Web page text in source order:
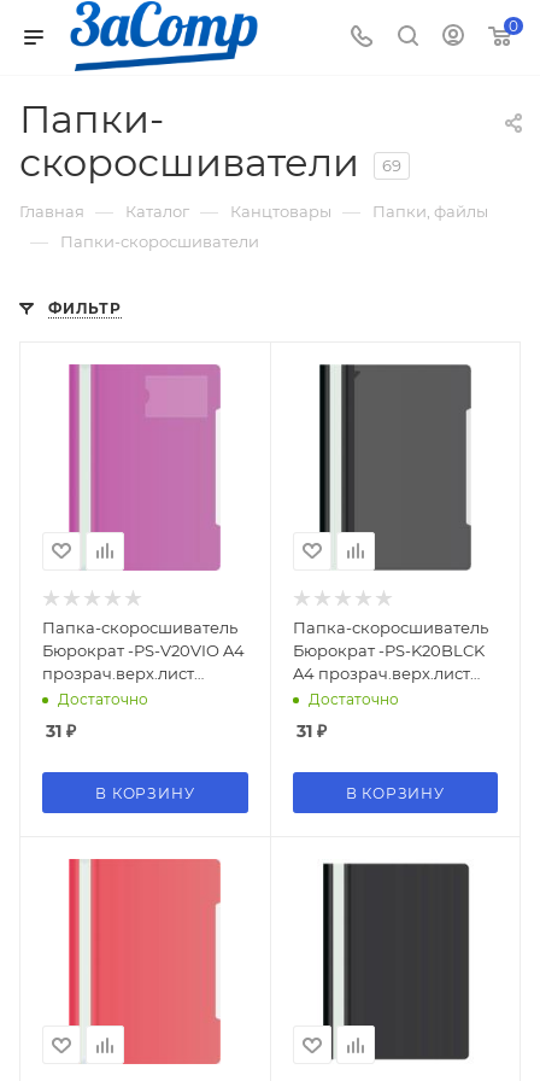
0
Папки-
скоросшиватели
69
Главная — Каталог — Канцтовары — Папки, файлы
— Папки-скоросшиватели
ФИЛЬТР
Папка-скоросшиватель
Бюрократ -PS-V20VIO A4
прозрач.верх.лист
карм.для визит. пластик
Достаточно
31 ₽
В КОРЗИНУ
Папка-скоросшиватель
Бюрократ -PS-K20BLCK
A4 прозрач.верх.лист
карм.на лиц.стор.
Достаточно
31₽
В КОРЗИНУ